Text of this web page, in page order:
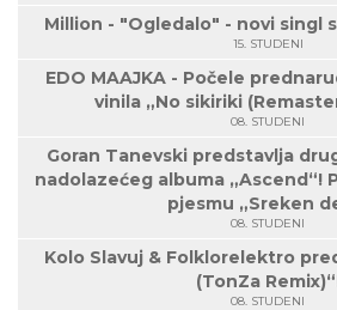
Million - "Ogledalo" - novi singl
15. STUDENI
EDO MAAJKA - Počele
vinila „No sikiriki
08. STUDENI
Goran Tanevski predstavlja
nadolazećeg albuma „Ascend“!
pjesmu „Sreken
08. STUDENI
Kolo Slavuj & Folklorelektro
(TonZa
08. STUDENI